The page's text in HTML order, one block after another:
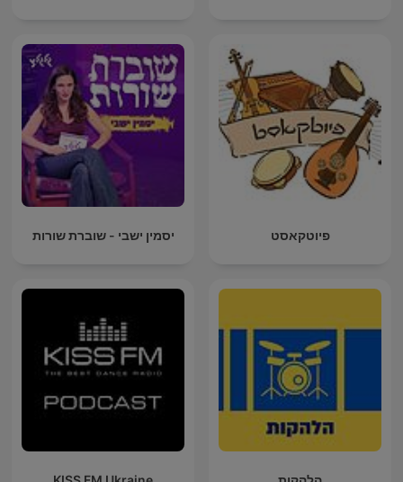
פיוטקאסט יסמין ישבי - שוברת שורות